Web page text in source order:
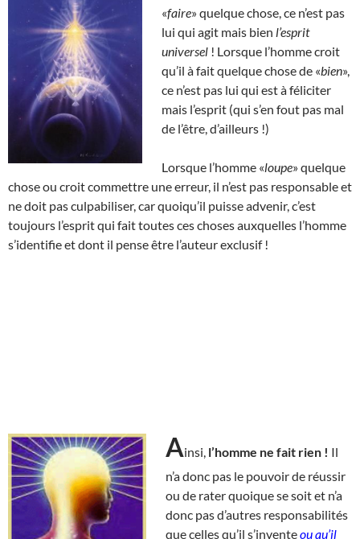
«faire» quelque chose, ce n’est pas
lui qui agit mais bien l’esprit
universel ! Lorsque l’homme croit
qu’il à fait quelque chose de «bien»,
ce n’est pas lui qui est à féliciter
mais l’esprit (qui s’en fout pas mal
de l’être, d’ailleurs !)
Lorsque l’homme «loupe» quelque
chose ou croit commettre une erreur, il n’est pas responsable et
ne doit pas culpabiliser, car quoiqu’il puisse advenir, c’est
toujours l’esprit qui fait toutes ces choses auxquelles l’homme
s’identifie et dont il pense être l’auteur exclusif !
Ainsi, l’homme ne fait rien ! Il
n’a donc pas le pouvoir de réussir
ou de rater quoique se soit et n’a
donc pas d’autres responsabilités
que celles qu’il s’inventeou qu’il